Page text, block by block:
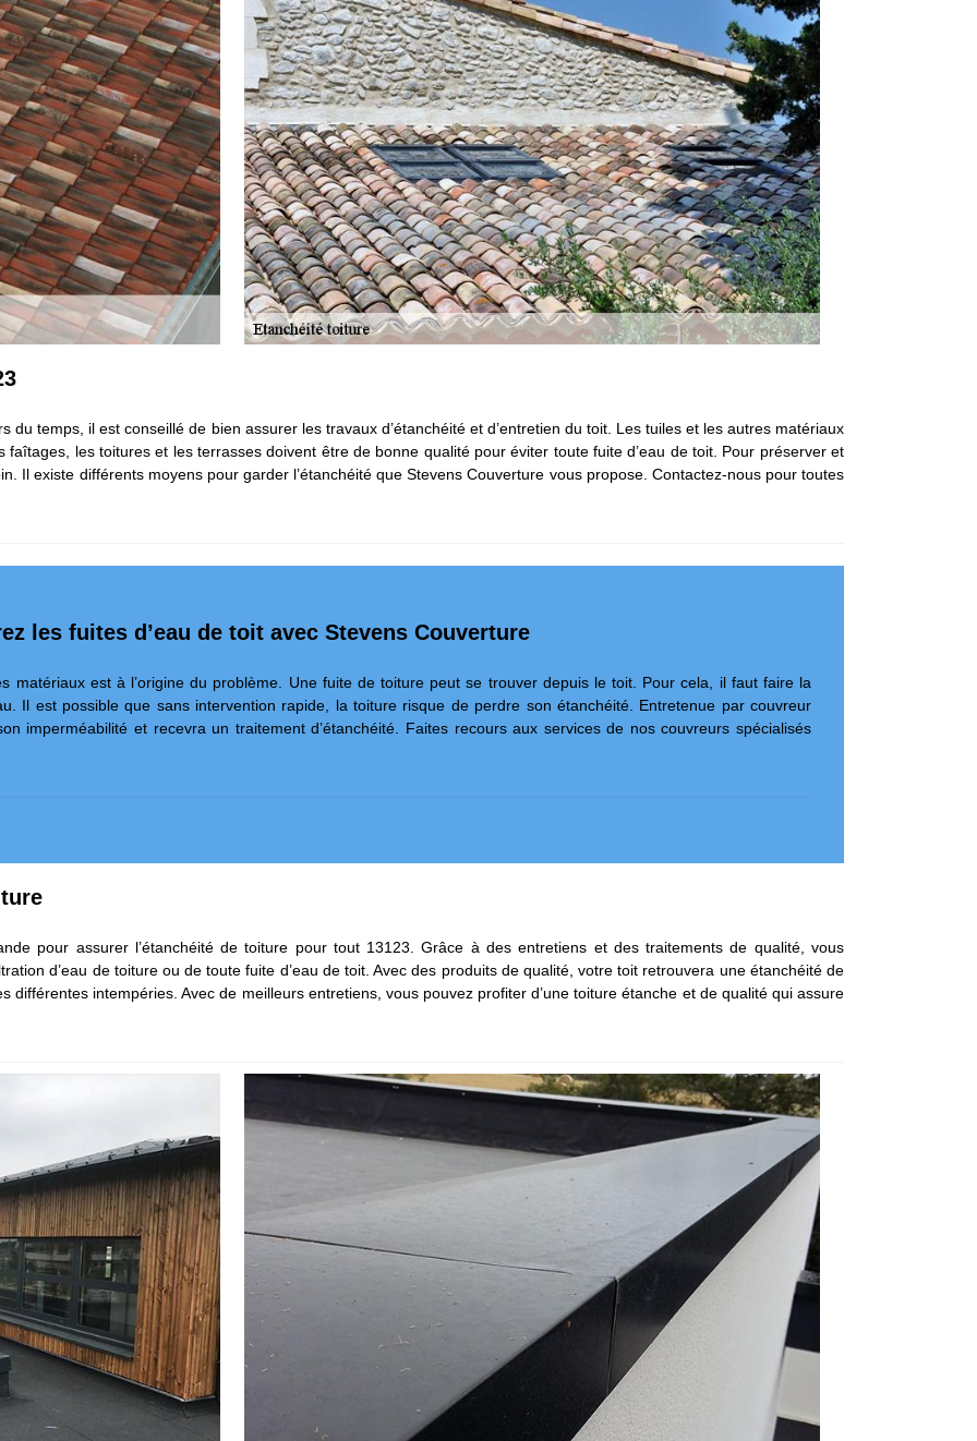
du temps, il est conseillé de bien assurer les travaux d’étanchéité et d’entretien du toit. Les tuiles et les autres matériaux
les toitures et les terrasses doivent être de bonne qualité pour éviter toute fuite d’eau de toit. Pour préserver et
Il existe différents moyens pour garder l’étanchéité que Stevens Couverture vous propose. Contactez-nous pour toutes
les fuites d’eau de toit avec Stevens Couverture
matériaux est à l’origine du problème. Une fuite de toiture peut se trouver depuis le toit. Pour cela, il faut faire la
Il est possible que sans intervention rapide, la toiture risque de perdre son étanchéité. Entretenue par couvreur
imperméabilité et recevra un traitement d’étanchéité. Faites recours aux services de nos couvreurs spécialisés
pour assurer l’étanchéité de toiture pour tout 13123. Grâce à des entretiens et des traitements de qualité, vous
d’eau de toiture ou de toute fuite d’eau de toit. Avec des produits de qualité, votre toit retrouvera une étanchéité de
différentes intempéries. Avec de meilleurs entretiens, vous pouvez profiter d’une toiture étanche et de qualité qui assure